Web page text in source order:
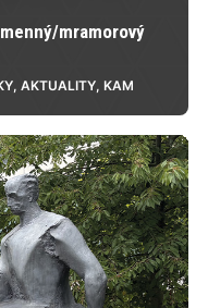
mramorový
, AKTUALITY, KAM